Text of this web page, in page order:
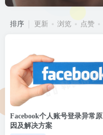
排序 更新 浏览 点赞
Facebook个人账号登录异常原
因及解决方案